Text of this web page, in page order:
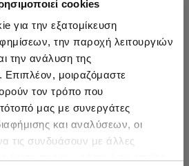
cookies
για την εξατομίκευση
την παροχή λειτουργιών
την ανάλυση της
Επιπλέον, μοιραζόμαστε
τον τρόπο που
μας με συνεργάτες
και αναλύσεων, οι
τις συνδυάσουν με άλλες